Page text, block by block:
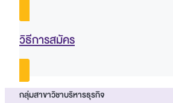
วิธีการสมัคร
กลุ่มสาขาวิชาบริหารธุรกิจ